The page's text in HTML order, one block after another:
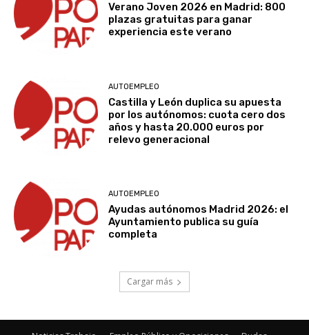
Verano Joven 2026 en Madrid: 800
plazas gratuitas para ganar
experiencia este verano
AUTOEMPLEO
Castilla y León duplica su apuesta
por los autónomos: cuota cero dos
años y hasta 20.000 euros por
relevo generacional
AUTOEMPLEO
Ayudas autónomos Madrid 2026: el
Ayuntamiento publica su guía
completa
Cargar más